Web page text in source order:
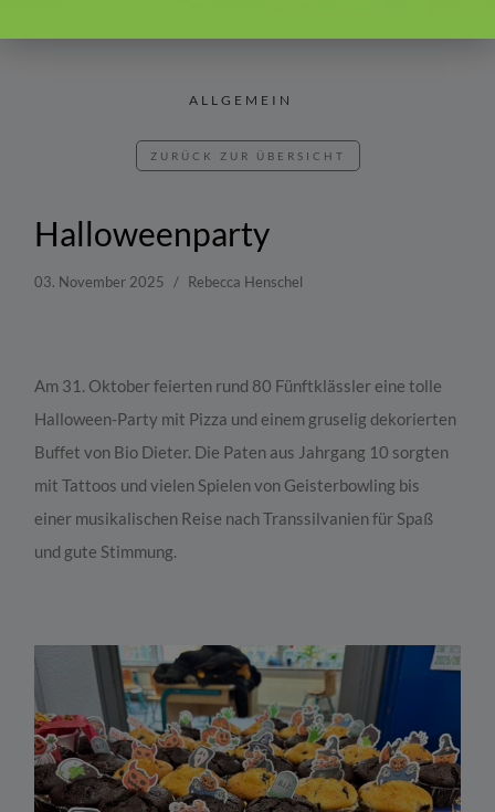
ALLGEMEIN
ZURÜCK ZUR ÜBERSICHT
Halloweenparty
03. November 2025 Rebecca Henschel
Am 31. Oktober feierten rund 80 Fünftklässler eine tolle
Halloween-Party mit Pizza und einem gruselig dekorierten
Buffet von Bio Dieter. Die Paten aus Jahrgang 10 sorgten
mit Tattoos und vielen Spielen von Geisterbowling bis
einer musikalischen Reise nach Transsilvanien für Spaß
und gute Stimmung.